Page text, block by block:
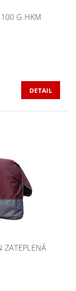
100 G HKM
DETAIL
ZATEPLENÁ